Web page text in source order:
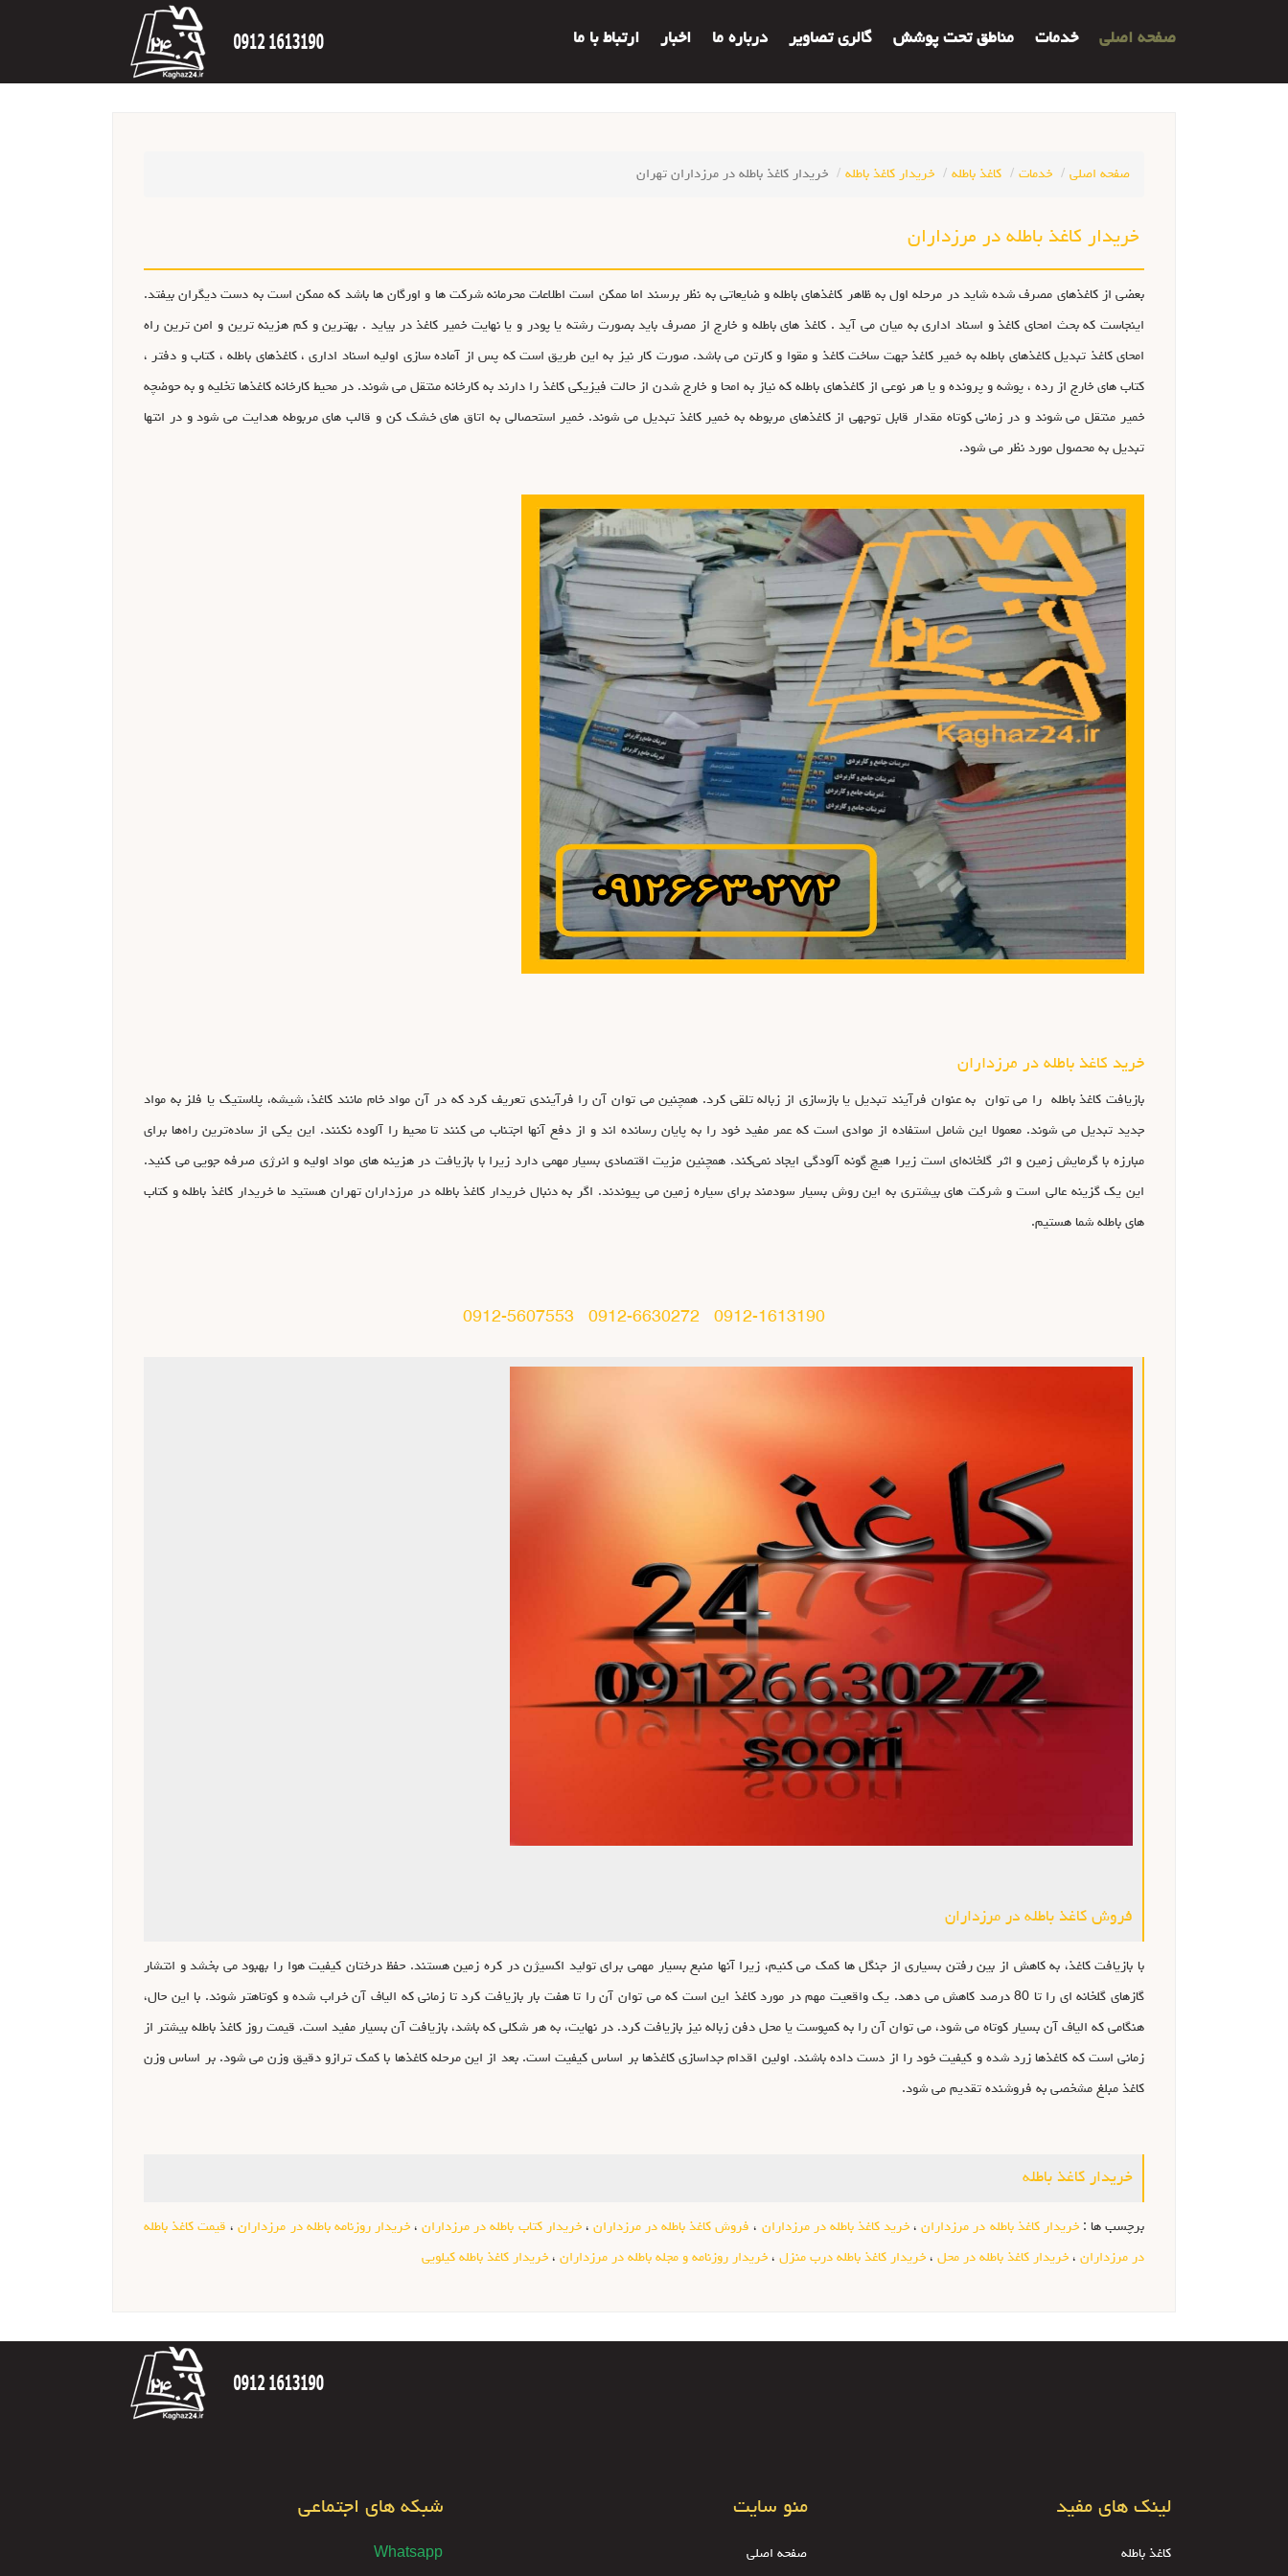
صفحه اصلی خدمات مناطق تحت پوشش گالری تصاویر درباره ما اخبار ارتباط با ما
صفحه اصلی خدمات کاغذ باطله خریدار کاغذ باطله خریدار کاغذ باطله در مرزداران تهران
خریدار کاغذ باطله در مرزداران
بعضي از کاغذهاي مصرف شده شايد در مرحله اول به ظاهر کاغذهاي باطله و ضايعاتي به نظر برسند اما ممکن است اطلاعات محرمانه شرکت ها و اورگان ها باشد که ممکن است به دست ديگران بيفتد.
اينجاست که بحث امحاي کاغذ و اسناد اداري به ميان مي آيد . کاغذ هاي باطله و خارج از مصرف بايد بصورت رشته يا پودر و يا نهايت خمير کاغذ در بيايد . بهترين و کم هزينه ترين و امن ترين راه
امحاي کاغذ تبديل کاغذهاي باطله به خمير کاغذ جهت ساخت کاغذ و مقوا و کارتن مي باشد. صورت کار نيز به اين طريق است که پس از آماده سازي اوليه اسناد اداري ، کاغذهاي باطله ، کتاب و دفتر ،
کتاب هاي خارج از رده ، پوشه و پرونده و يا هر نوعي از کاغذهاي باطله که نياز به امحا و خارج شدن از حالت فيزيکي کاغذ را دارند به کارخانه منتقل مي شوند. در محیط کارخانه کاغذها تخليه و به حوضچه
خمير منتقل مي شوند و در زماني کوتاه مقدار قابل توجهي از کاغذهاي مربوطه به خمير کاغذ تبديل مي شوند. خمير استحصالي به اتاق هاي خشک کن و قالب هاي مربوطه هدايت مي شود و در انتها
تبديل به محصول مورد نظر مي شود.
خرید کاغذ باطله در مرزداران
بازیافت کاغذ باطله را می توان به عنوان فرآیند تبدیل یا بازسازی از زباله تلقی کرد. همچنین می‌ توان آن را فرآیندی تعریف کرد که در آن مواد خام مانند کاغذ، شیشه، پلاستیک یا فلز به مواد
جدید تبدیل می ‌شوند. معمولا این شامل استفاده از موادی است که عمر مفید خود را به پایان رسانده اند و از دفع آنها اجتناب می کنند تا محیط را آلوده نکنند. این یکی از ساده‌ترین راه‌ها برای
مبارزه با گرمایش زمین و اثر گلخانه‌ای است زیرا هیچ گونه آلودگی ایجاد نمی‌کند. همچنین مزیت اقتصادی بسیار مهمی دارد زیرا با بازیافت در هزینه های مواد اولیه و انرژی صرفه جویی می کنید.
این یک گزینه عالی است و شرکت های بیشتری به این روش بسیار سودمند برای سیاره زمین می پیوندند. اگر به دنبال خریدار کاغذ باطله در مرزداران تهران هستید ما خریدار کاغذ باطله و کتاب
های باطله شما هستیم.
0912-1613190
0912-6630272
0912-5607553
فروش کاغذ باطله در مرزداران
با بازیافت کاغذ، به کاهش از بین رفتن بسیاری از جنگل ها کمک می کنیم، زیرا آنها منبع بسیار مهمی برای تولید اکسیژن در کره زمین هستند. حفظ درختان کیفیت هوا را بهبود می بخشد و انتشار
گازهای گلخانه ای را تا 80 درصد کاهش می دهد. یک واقعیت مهم در مورد کاغذ این است که می توان آن را تا هفت بار بازیافت کرد تا زمانی که الیاف آن خراب شده و کوتاهتر شوند. با این حال،
هنگامی که الیاف آن بسیار کوتاه می شود، می توان آن را به کمپوست یا محل دفن زباله نیز بازیافت کرد. در نهایت، به هر شکلی که باشد، بازیافت آن بسیار مفید است. قیمت روز کاغذ باطله بیشتر از
زمانی است که کاغذها زرد شده و کیفیت خود را از دست داده باشند. اولین اقدام جداسازی کاغذها بر اساس کیفیت است. بعد از این مرحله کاغذها با کمک ترازو دقیق وزن می شود. بر اساس وزن
کاغذ مبلغ مشخصی به فروشنده تقدیم می شود.
خریدار کاغذ باطله
برچسب ها :خریدار کاغذ باطله در مرزداران، خرید کاغذ باطله در مرزداران ، فروش کاغذ باطله در مرزداران ،خریدار کتاب باطله در مرزداران،خریدار روزنامه باطله در مرزداران، قیمت کاغذ باطله
در مرزداران ، خریدار کاغذ باطله در محل ، خریدار کاغذ باطله درب منزل ، خریدار روزنامه و مجله باطله در مرزداران ، خریدار کاغذ باطله کیلویی
لینک های مفید
کاغذ باطله
منو سایت
صفحه اصلی
شبکه های اجتماعی
Whatsapp